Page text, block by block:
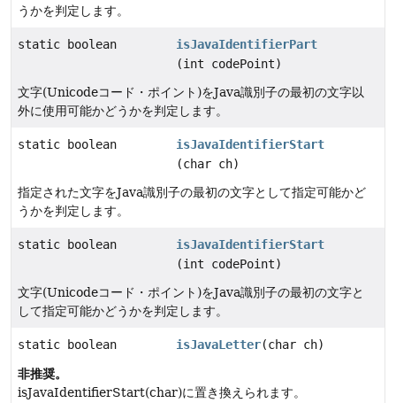
うかを判定します。
static boolean
isJavaIdentifierPart
(int codePoint)
文字(Unicodeコード・ポイント)をJava識別子の最初の文字以
外に使用可能かどうかを判定します。
static boolean
isJavaIdentifierStart
(char ch)
指定された文字をJava識別子の最初の文字として指定可能かど
うかを判定します。
static boolean
isJavaIdentifierStart
(int codePoint)
文字(Unicodeコード・ポイント)をJava識別子の最初の文字と
して指定可能かどうかを判定します。
static boolean isJavaLetter(char ch)
非推奨。
isJavaIdentifierStart(char)に置き換えられます。